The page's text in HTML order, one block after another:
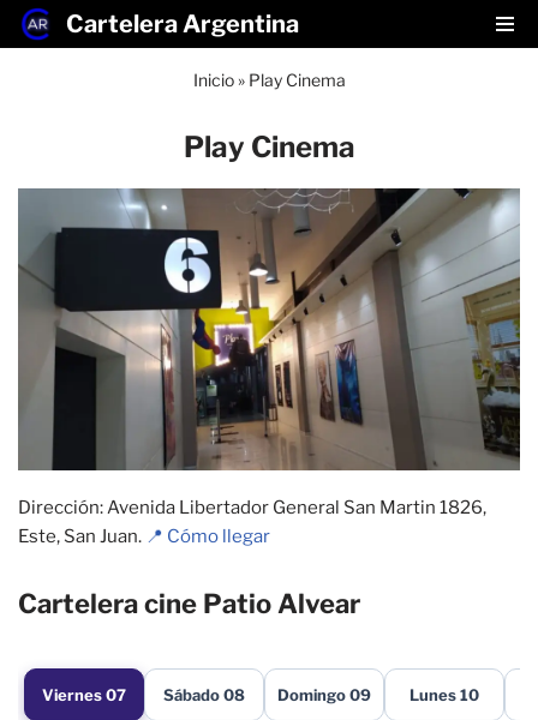
Cartelera Argentina
Inicio» Play Cinema
Play Cinema
Dirección: Avenida Libertador General San Martin 1826,
Este, San Juan. 📍 Cómo llegar
Cartelera cine Patio Alvear
Viernes 07 Sábado 08 Domingo 09 Lunes 10